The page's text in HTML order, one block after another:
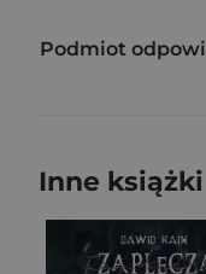
Podmiot
Inne książki